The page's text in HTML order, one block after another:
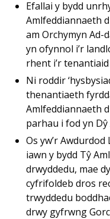
Efallai y bydd
Amlfeddiannaeth
am Orchymyn Ad-
yn ofynnol i’r
rhent i’r tenantiaid
Ni roddir
thenantiaeth
Amlfeddiannaeth
parhau i fod yn
Os yw’r
iawn y bydd Tŷ
drwyddedu, mae
cyfrifoldeb dros
trwyddedu
drwy gyfrwng